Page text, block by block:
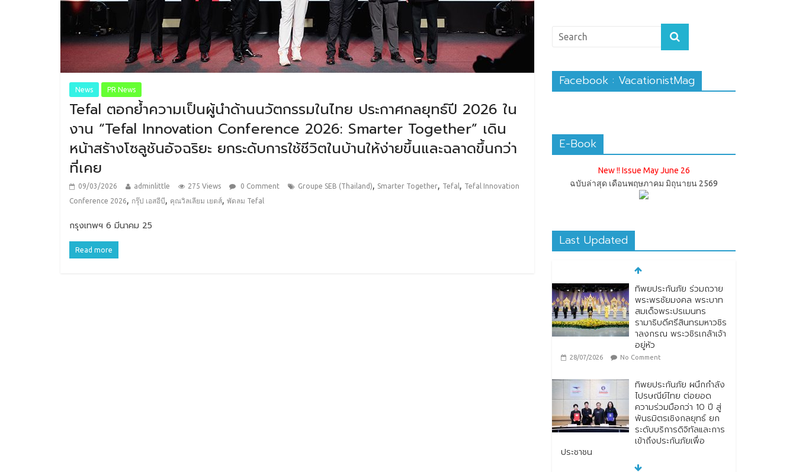
News PR News
Tefal ตอกย้ำความเป็นผู้นำด้านนวัตกรรมในไทย ประกาศกลยุทธ์ปี 2026 ใน
งาน “Tefal Innovation Conference 2026: Smarter Together” เดิน
หน้าสร้างโซลูชันอัจฉริยะ ยกระดับการใช้ชีวิตในบ้านให้ง่ายขึ้นและฉลาดขึ้นกว่า
ที่เคย
09/03/2026 adminlittle 275 Views 0 Comment Groupe SEB (Thailand), Smarter Together, Tefal , Tefal Innovation
Conference 2026, กรุ๊ป เอสอีบี, คุณวิลเลียม เยตส์, พัดลม Tefal
กรุงเทพฯ 6 มีนาคม 25
Read more
Facebook : VacationistMag
E-Book
New !! Issue May June 26
ฉบับล่าสุด เดือนพฤษภาคม มิถุนายน 2569
Last Updated
ทิพยประกันภัย ผนึกกำลัง
ไปรษณีย์ไทย ต่อยอด
ความร่วมมือกว่า 10 ปี สู่
พันธมิตรเชิงกลยุทธ์ ยก
ระดับบริการดิจิทัลและการ
เข้าถึงประกันภัยเพื่อ
ประชาชน
ตกแต่งบ้านรับหน้าฝน
24/07/2026
No
Comment
หมู่บ้านโบราณหยุนสุ่ยเหยา